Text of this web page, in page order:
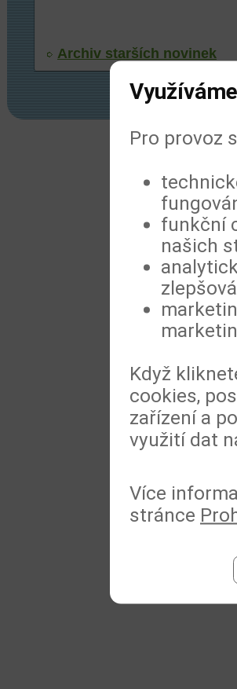
Archiv starších novinek
© 2022
Pro provoz
funkční
našich
Když
cookies,
zařízení a
využití dat
Více
stránce